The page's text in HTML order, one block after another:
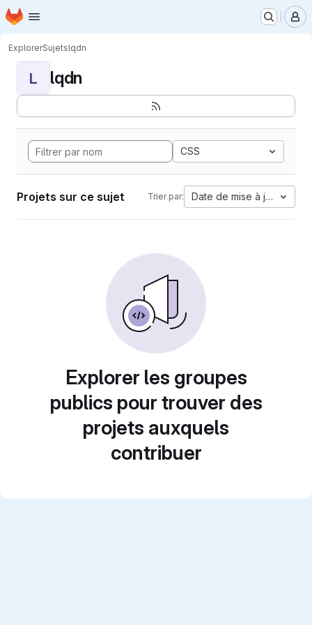
Passer au contenu principal
Page d'accueil
ExplorerSujetslqdn
L lqdn
CSS
Projets sur ce sujet Trier par: Date de mise à jour
Explorer les groupes
publics pour trouver des
projets auxquels
contribuer